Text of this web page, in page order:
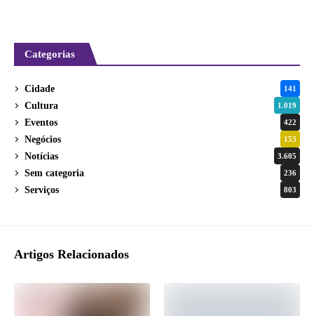
Categorias
Cidade 141
Cultura 1.019
Eventos 422
Negócios 153
Notícias 3.605
Sem categoria 236
Serviços 803
Artigos Relacionados